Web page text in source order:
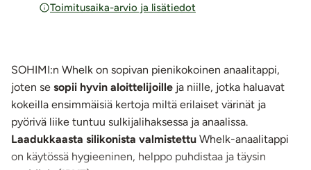
Toimitusaika-arvio ja lisätiedot
SOHIMI:n Whelk on sopivan pienikokoinen anaalitappi,
joten se sopii hyvin aloittelijoille ja niille, jotka haluavat
kokeilla ensimmäisiä kertoja miltä erilaiset värinät ja
pyörivä liike tuntuu sulkijalihaksessa ja anaalissa.
Laadukkaasta silikonista valmistettu Whelk-anaalitappi
on käytössä hygieeninen, helppo puhdistaa ja täysin